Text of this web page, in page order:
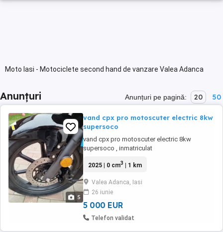
Moto Iasi - Motociclete second hand de vanzare Valea Adanca
Anunțuri Anunțuri pe pagină: 20 50
5
vand cpx pro motoscuter electric 8kw
supersoco
vand cpx pro motoscuter electric 8kw
supersoco , inmatriculat
2025 | 0 cm3 | 1 km
Valea Adanca, Iasi
26 iunie
5 000 EUR
Telefon validat